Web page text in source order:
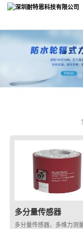
多分量传感器
多分量传感器，多维力测